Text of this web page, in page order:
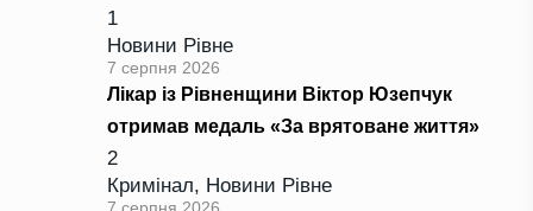
1
Новини Рівне
7 серпня 2026
Лікар із Рівненщини Віктор Юзепчук
отримав медаль «За врятоване життя»
2
Кримінал, Новини Рівне